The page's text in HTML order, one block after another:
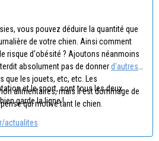
vous pouvez déduire la quantité que
de votre chien. Ainsi comment
risque d'obésité ? Ajoutons néanmoins
absolument pas de donnerd'autres
que les jouets, etc, etc. Les
alimentaires, mais il est dommage de
qui motive tant le chien.
et le sport, sont tous les deux
garde la ligne !
actualites